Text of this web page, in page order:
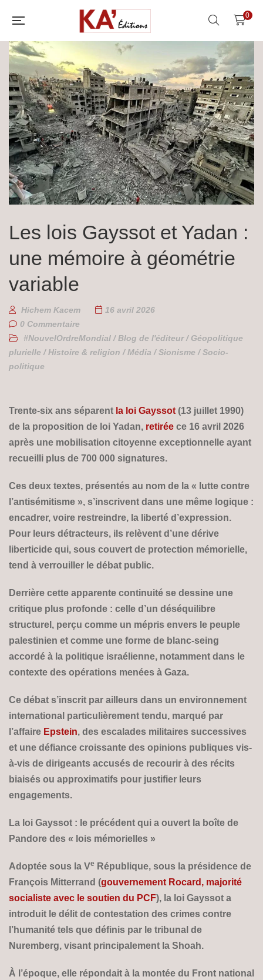
0
Les lois Gayssot et Yadan :
une mémoire à géométrie
variable
Hichem Kacem
16 avril 2026
0 Commentaire
#NouvelOrdreMondial /Blog de l'éditeur/ Géopolitique
plurielle /Histoire & religion /Média /Sionisme /Socio-
politique
Trente-six ans séparent la loi Gayssot (13 juillet 1990)
de la proposition de loi Yadan, retirée ce 16 avril 2026
après une mobilisation citoyenne exceptionnelle ayant
recueilli plus de 700 000 signatures.
Ces deux textes, présentés au nom de la « lutte contre
l’antisémitisme », s’inscrivent dans une même logique :
encadrer, voire restreindre, la liberté d’expression.
Pour leurs détracteurs, ils relèvent d’une dérive
liberticide qui, sous couvert de protection mémorielle,
tend à verrouiller le débat public.
Derrière cette apparente continuité se dessine une
critique plus profonde : celle d’un déséquilibre
structurel, perçu comme un mépris envers le peuple
palestinien et comme une forme de blanc-seing
accordé à la politique israélienne, notamment dans le
contexte des opérations menées à Gaza.
Ce débat s’inscrit par ailleurs dans un environnement
international particulièrement tendu, marqué par
l’affaire Epstein, des escalades militaires successives
et une défiance croissante des opinions publiques vis-
à-vis de dirigeants accusés de recourir à des récits
biaisés ou approximatifs pour justifier leurs
engagements.
La loi Gayssot : le précédent qui a ouvert la boîte de
Pandore des « lois mémorielles »
Adoptée sous la Ve République, sous la présidence de
François Mitterrand (gouvernement Rocard, majorité
socialiste avec le soutien du PCF), la loi Gayssot a
introduit le délit de contestation des crimes contre
l’humanité tels que définis par le tribunal de
Nuremberg, visant principalement la Shoah.
À l’époque, elle répondait à la montée du Front national